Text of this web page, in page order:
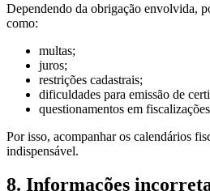
Dependendo da obrigação envolvida,
como:
multas;
juros;
restrições cadastrais;
dificuldades para emissão de
questionamentos em
Por isso, acompanhar os calendários
indispensável.
8. Informações